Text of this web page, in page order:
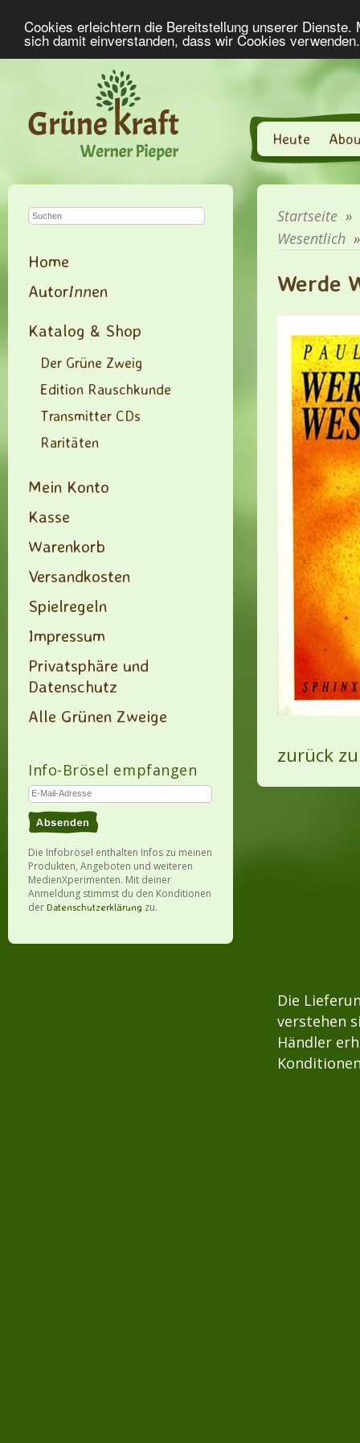
Cookies erleichtern die Bereitstellung unserer
sich damit einverstanden, dass wir Cookies
Heute
Home
AutorInnen
Katalog & Shop
Der Grüne Zweig
Edition Rauschkunde
Transmitter CDs
Raritäten
Mein Konto
Kasse
Warenkorb
Versandkosten
Spielregeln
Impressum
Privatsphäre und
Datenschutz
Alle Grünen Zweige
Info-Brösel empfangen
Die Infobrösel enthalten Infos zu meinen
Produkten, Angeboten und weiteren
MedienXperimenten. Mit deiner
Anmeldung stimmst du den Konditionen
der Datenschutzerklärung zu.
Startseite »
Wesentlich
Werde
zurück
Die
verstehen
Händler